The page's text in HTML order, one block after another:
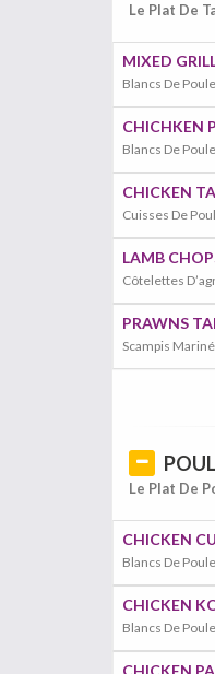
Le Plat De
MIXED
CHICHKEN
CHICKEN
LAMB
PRAWNS
Scampis
Le Plat De
CHICKEN
Blancs De
CHICKEN
CHICKEN